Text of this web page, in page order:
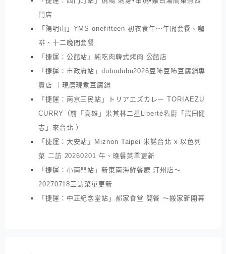
門店
「陽明山」YMS onefifteen 初衣食午～午間套餐、咖
啡、十二晚間套餐
「捷運：公館站」純吃肉韓式烤肉 公館店
「捷運：市政府站」dubudubu2026豆咘豆咘豆腐鍋專
賣店 ｜現磨現煮豆腐鍋
「捷運：南京三民站」トリアエズカレー TORIAEZU
CURRY（前「高雄」米其林二星Liberté名廚「武田健
志」來台北 ）
「捷運：大安站」Miznon Taipei 米諾台北 x 以色列
菜 二訪 20260201 午、晚餐菜單更新
「捷運：小南門站」新東南海鮮餐廳 汀州店～
20270718三訪菜單更新
「捷運：中正紀念堂站」郝家食堂 簡餐 ～搬家新開幕